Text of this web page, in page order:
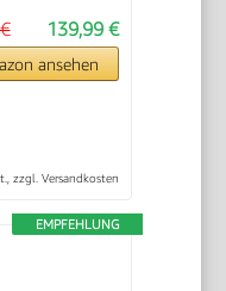
139,99 €
ansehen
zzgl. Versandkosten
EMPFEHLUNG